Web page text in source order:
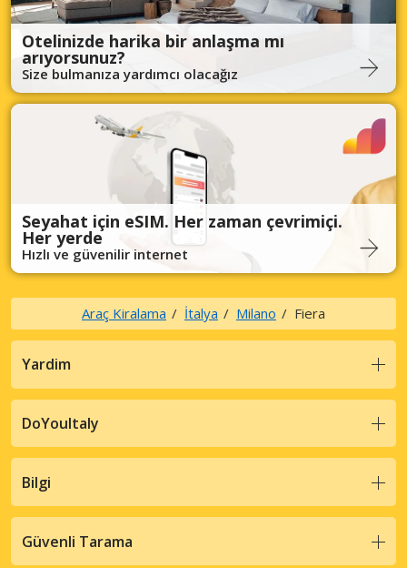
Otelinizde harika bir anlaşma mı
arıyorsunuz?
Size bulmanıza yardımcı olacağız
Seyahat için eSIM. Her zaman çevrimiçi.
Her yerde
Hızlı ve güvenilir internet
Araç Kiralama İtalya Milano Fiera
Yardim
DoYouItaly
Bilgi
Güvenli Tarama